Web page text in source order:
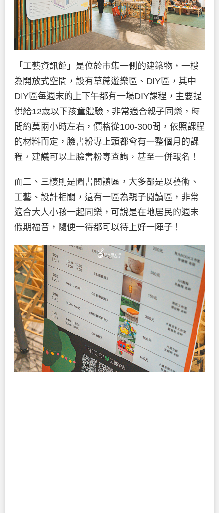
「工藝資訊館」是位於市集一側的建築物，一樓
為開放式空間，設有草蓆遊樂區、DIY區，其中
DIY區每週末的上下午都有一場DIY課程，主要提
供給12歲以下孩童體驗，非常適合親子同樂，時
間約莫兩小時左右，價格從100-300間，依照課程
的材料而定，臉書粉專上頭都會有一整個月的課
程，建議可以上臉書粉專查詢，甚至一併報名！
而二、三樓則是圖書閱讀區，大多都是以藝術、
工藝、設計相關，還有一區為親子閱讀區，非常
適合大人小孩一起同樂，可說是在地居民的週末
假期福音，隨便一待都可以待上好一陣子！